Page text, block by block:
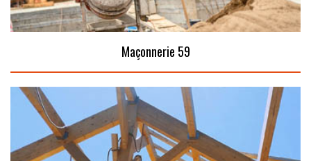
Maçonnerie 59